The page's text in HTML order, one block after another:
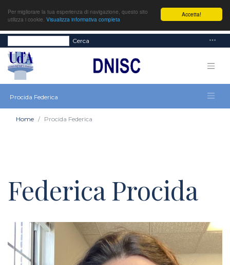
Accetta!
Per migliorare la tua esperienza di navigazione, questo sito
utilizza i cookie. Visualizza informativa completa
Cerca
Procida Federica
Home Procida Federica
Federica Procida